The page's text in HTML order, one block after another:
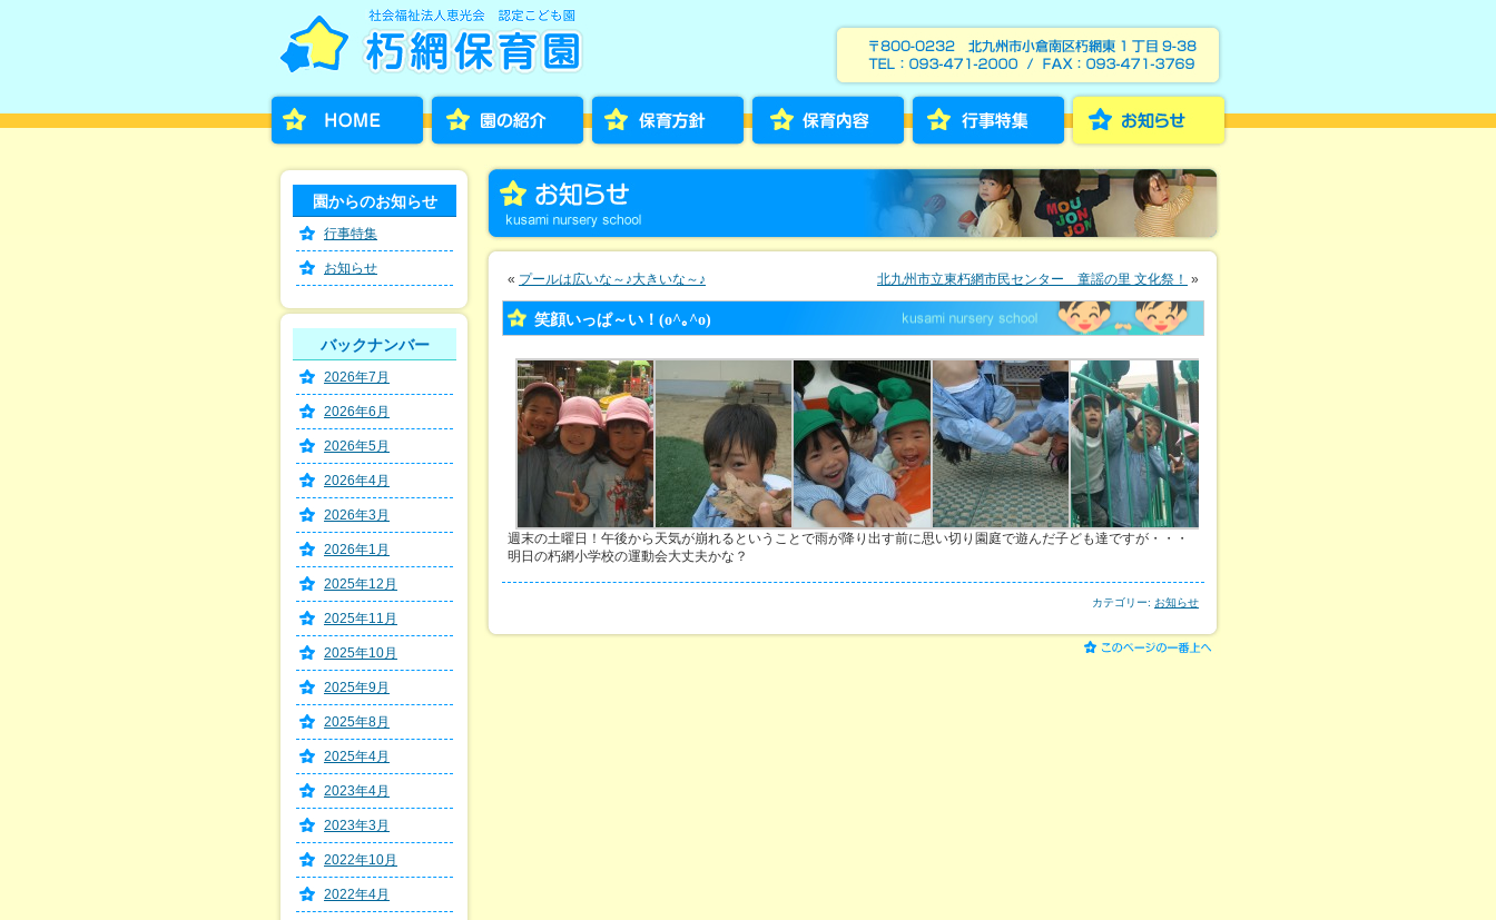
« プールは広いな～♪大きいな～♪ 北九州市立東朽網市民センター 童謡の里 文化祭！ »
笑顔いっぱ～い！(o^｡^o)
週末の土曜日！午後から天気が崩れるということで雨が降り出す前に思い切り園庭で遊んだ子ども達ですが・・・
明日の朽網小学校の運動会大丈夫かな？
カテゴリー: お知らせ
園からのお知らせ
行事特集
お知らせ
バックナンバー
2026年7月
2026年6月
2026年5月
2026年4月
2026年3月
2026年1月
2025年12月
2025年11月
2025年10月
2025年9月
2025年8月
2025年4月
2023年4月
2023年3月
2022年10月
2022年4月